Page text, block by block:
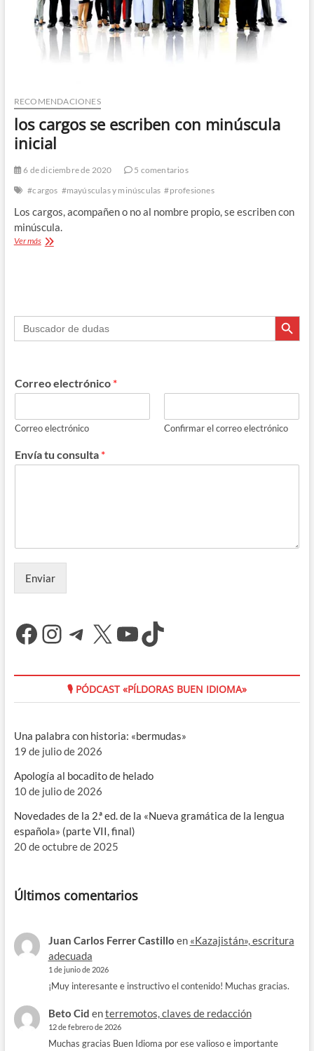
RECOMENDACIONES
los cargos se escriben con minúscula
inicial
6 de diciembre de 2020
5 comentarios
#cargos #mayúsculas y minúsculas #profesiones
Los cargos, acompañen o no al nombre propio, se escriben con
minúscula.
Ver máslos
inicial
Buscar: Botón de
Correo electrónico *
Correo electrónico Confirmar el correo electrónico
Envía tu consulta *
Enviar
Facebook
Instagram
Telegram
X YouTube
TikTok
🎙 PÓDCAST «PÍLDORAS BUEN IDIOMA»
Una palabra con historia: «bermudas»
19 de julio de 2026
Apología al bocadito de helado
10 de julio de 2026
Novedades de la 2.ª ed. de la «Nueva gramática de la lengua
española» (parte VII, final)
20 de octubre de 2025
Últimos comentarios
Juan Carlos Ferrer Castillo en «Kazajistán», escritura
adecuada
1 de junio de 2026
¡Muy interesante e instructivo el contenido! Muchas gracias.
Beto Cid enterremotos, claves de redacción
12 de febrero de 2026
Muchas gracias Buen Idioma por ese valioso e importante